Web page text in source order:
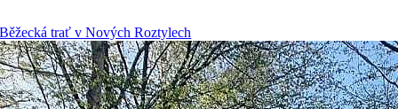
Běžecká trať v Nových Roztylech